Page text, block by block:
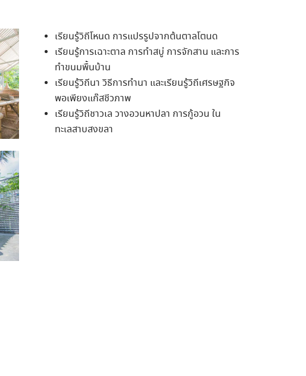
เรียนรู้วิถีโหนด การแปรรูปจากต้นตาลโตนด
เรียนรู้การเฉาะตาล การทำสบู่ การจักสาน และการ
ทำขนมพื้นบ้าน
เรียนรู้วิถีนา วิธีการทำนา และเรียนรู้วิถีเศรษฐกิจ
พอเพียงแก๊สชีวภาพ
เรียนรู้วิถีชาวเล วางอวนหาปลา การกู้อวน ใน
ทะเลสาบสงขลา